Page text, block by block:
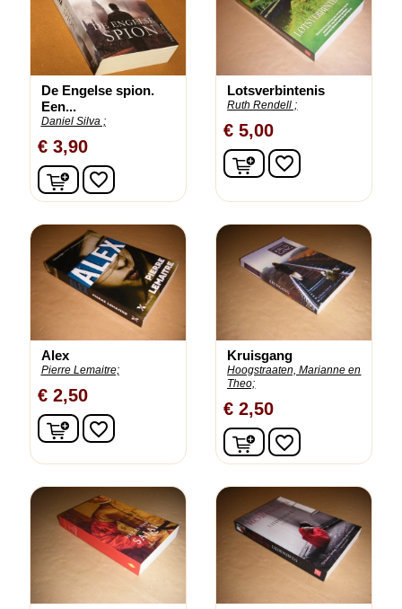
De Engelse spion.
Een...
Daniel Silva ;
€ 3,90
In winkelwagen
favorite_border
Lotsverbintenis
Ruth Rendell ;
€ 5,00
In winkelwagen
favorite_border
Alex
Pierre Lemaitre;
€ 2,50
In winkelwagen
favorite_border
Kruisgang
Hoogstraaten, Marianne en
Theo;
€ 2,50
In winkelwagen
favorite_border